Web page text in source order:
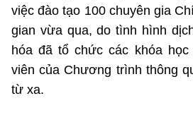
việc đào tạo 100 chuyên gia
gian vừa qua, do tình hình
hóa đã tổ chức các khóa
viên của Chương trình thông
từ xa.